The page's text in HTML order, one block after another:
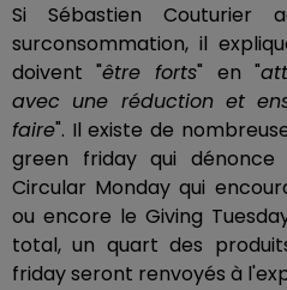
Si Sébastien Couturier
surconsommation, il
doivent "être forts" en "
avec une réduction et
faire". Il existe de
green friday qui dénonce
Circular Monday qui
ou encore le Giving
total, un quart des
friday seront renvoyés à